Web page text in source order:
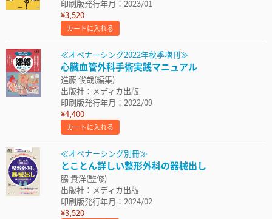
印刷版発行年月：2023/01
¥3,520
カートに入れる
≪オペナーシング2022年秋季増刊≫
心臓血管外科手術実践マニュアル
進藤 俊哉(編集)
出版社：メディカ出版
印刷版発行年月：2022/09
¥4,400
カートに入れる
≪オペナーシング別冊≫
とことん詳しい整形外科の器械出し
脇 貴洋(監修)
出版社：メディカ出版
印刷版発行年月：2024/02
¥3,520